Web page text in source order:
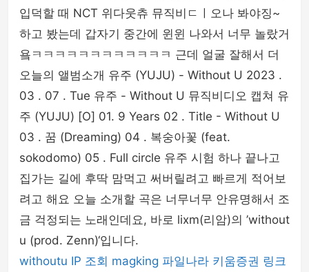
입덕할 때 NCT 위다웃츄 뮤직비ㄷㅣ오나 봐야징~
하고 봤는데 갑자기 중간에 윈윈 나와서 너무 놀랐거
욬ㅋㅋㅋㅋㅋㅋㅋㅋㅋㅋㅋㅋ 근데 얼굴 잘해서 더
오늘의 앨범소개 유주 (YUJU) - Without U 2023 .
03 . 07 . Tue 유주 - Without U 뮤직비디오 캡쳐 유
주 (YUJU) [O] 01. 9 Years 02 . Title - Without U
03 . 꿈 (Dreaming) 04 . 복숭아꽃 (feat.
sokodomo) 05 . Full circle 유주 시험 하나 끝나고
집가는 길에 후딱 맘먹고 써버릴려고 빠르게 적어보
려고 해요 오늘 소개할 곡은 너무너무 안유명해서 조
금 걱정되는 노래인데요, 바로 lixm(리암)의 ’without
u (prod. Zenn)‘입니다.
withoutu IP 조회 magking 파일나라 키움증권 링크